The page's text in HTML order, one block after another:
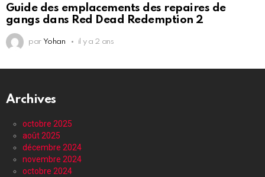
Guide des emplacements des repaires de
gangs dans Red Dead Redemption 2
par Yohan il y a 2 ans
Archives
octobre 2025
août 2025
décembre 2024
novembre 2024
octobre 2024